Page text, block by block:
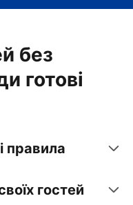
без
готові
правила
гостей